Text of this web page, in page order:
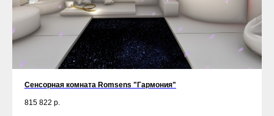
Сенсорная комната Romsens "Гармония"
815 822 р.